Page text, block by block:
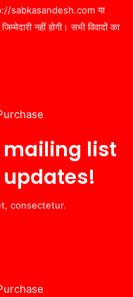
sabkasandesh.com या
नहीं होगी। सभी विवादों का
mailing list
consectetur.